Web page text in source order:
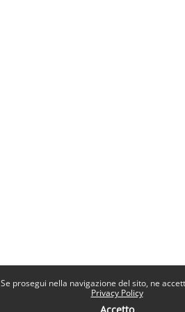
Se prosegui nella navigazione del sito, ne
Privacy Policy